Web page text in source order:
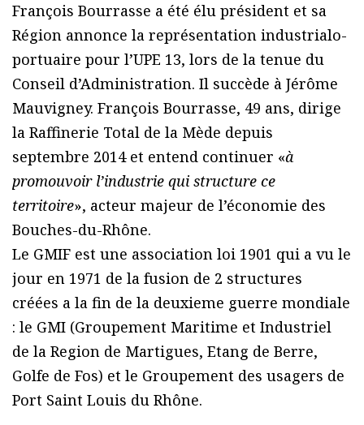
François Bourrasse a été élu président et sa
Région annonce la représentation industrialo-
portuaire pour l’UPE 13, lors de la tenue du
Conseil d’Administration. Il succède à Jérôme
Mauvigney. François Bourrasse, 49 ans, dirige
la Raffinerie Total de la Mède depuis
septembre 2014 et entend continuer «à
promouvoir l’industrie qui structure ce
territoire», acteur majeur de l’économie des
Bouches-du-Rhône.
Le GMIF est une association loi 1901 qui a vu le
jour en 1971 de la fusion de 2 structures
créées a la fin de la deuxieme guerre mondiale
: le GMI (Groupement Maritime et Industriel
de la Region de Martigues, Etang de Berre,
Golfe de Fos) et le Groupement des usagers de
Port Saint Louis du Rhône.